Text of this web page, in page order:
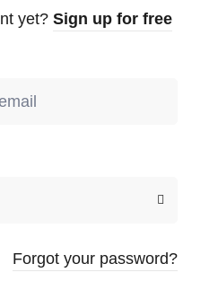
yet? Sign up for free
Forgot your password?